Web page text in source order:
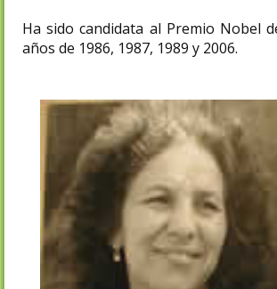
Ha sido candidata al Premio Nobel
años de 1986, 1987, 1989 y 2006.